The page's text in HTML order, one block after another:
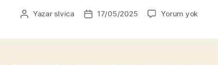
Yazının
Yazar slvica
Yazı17/05/2025 Yorum yok